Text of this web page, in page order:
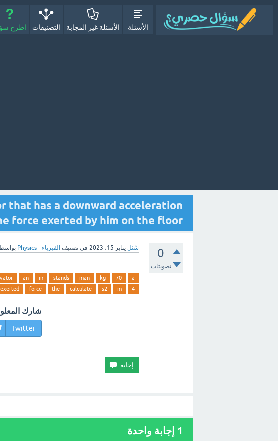
الأسئلة الأسئلة غير المجابة التصنيفات اطرح
that has a downward acceleration
force exerted by him on the floor
0
تصويتات
سُئل يناير 15، 2023 في تصنيف الفيزياء - Physics
a
70
kg
man
stands
in
an
4
m
s2
calculate
the
force
exerted
شارك
Twitter
1 إجابة واحدة